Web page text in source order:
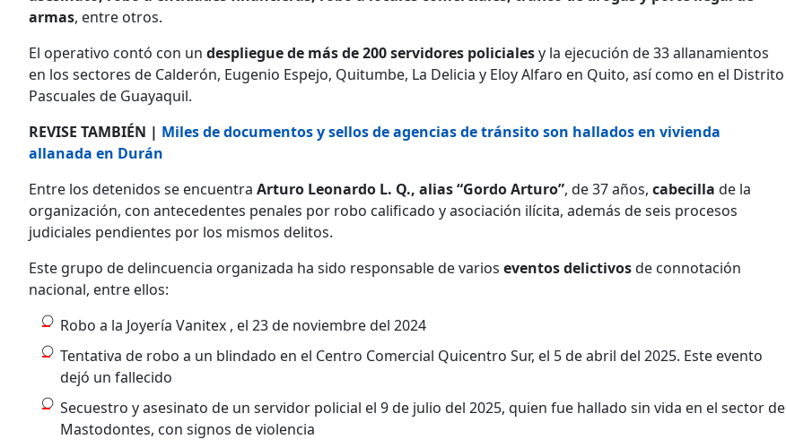
armas, entre otros.
El operativo contó con un despliegue de más de 200 servidores policialesy la ejecución de 33 allanamientos
en los sectores de Calderón, Eugenio Espejo, Quitumbe, La Delicia y Eloy Alfaro en Quito, así como en el Distrito
Pascuales de Guayaquil.
REVISE TAMBIÉN | Miles de documentos y sellos de agencias de tránsito son hallados en vivienda
allanada en Durán
Entre los detenidos se encuentra Arturo Leonardo L. Q., alias “Gordo Arturo”, de 37 años, cabecilla de la
organización, con antecedentes penales por robo calificado y asociación ilícita, además de seis procesos
judiciales pendientes por los mismos delitos.
Este grupo de delincuencia organizada ha sido responsable de varios eventos delictivosde connotación
nacional, entre ellos:
Robo a la Joyería Vanitex , el 23 de noviembre del 2024
Tentativa de robo a un blindado en el Centro Comercial Quicentro Sur, el 5 de abril del 2025. Este evento
dejó un fallecido
Secuestro y asesinato de un servidor policial el 9 de julio del 2025, quien fue hallado sin vida en el sector de
Mastodontes, con signos de violencia